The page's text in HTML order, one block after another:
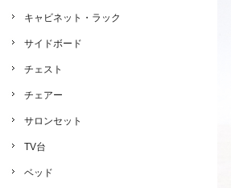
キャビネット・ラック
サイドボード
チェスト
チェアー
サロンセット
TV台
ベッド